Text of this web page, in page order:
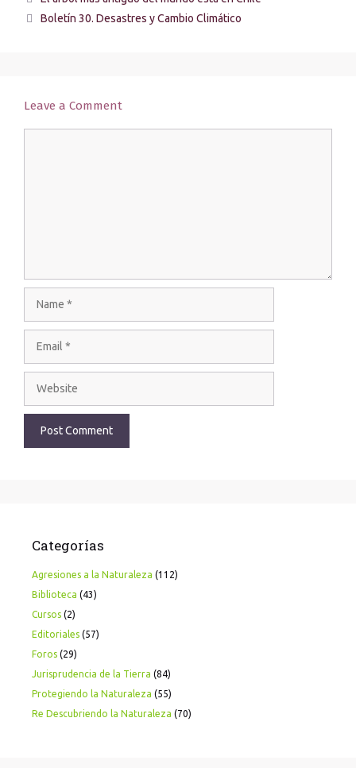
Boletín 30. Desastres y Cambio Climático
Leave a Comment
Categorías
Agresiones a la Naturaleza (112)
Biblioteca (43)
Cursos (2)
Editoriales (57)
Foros (29)
Jurisprudencia de la Tierra (84)
Protegiendo la Naturaleza (55)
Re Descubriendo la Naturaleza (70)